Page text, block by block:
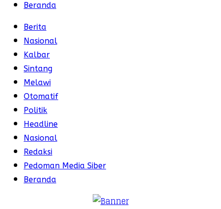
Beranda
Berita
Nasional
Kalbar
Sintang
Melawi
Otomatif
Politik
Headline
Nasional
Redaksi
Pedoman Media Siber
Beranda